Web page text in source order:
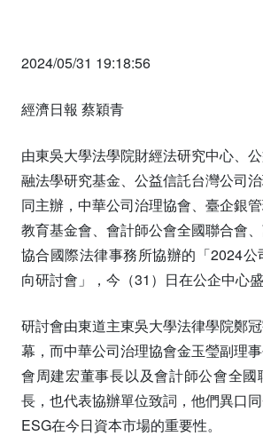
2024/05/31 19:18:56
經濟日報 蔡穎青
由東吳大學法學院財經法研究中心、
融法學研究基金、公益信託台灣公司
同主辦，中華公司治理協會、臺企銀
教育基金會、會計師公會全國聯合會、
協合國際法律事務所協辦的「2024
向研討會」，今（31）日在公企中心盛
研討會由東道主東吳大學法律學院鄭
幕，而中華公司治理協會金玉瑩副理
會周建宏董事長以及會計師公會全
長，也代表協辦單位致詞，他們異口
ESG在今日資本市場的重要性。